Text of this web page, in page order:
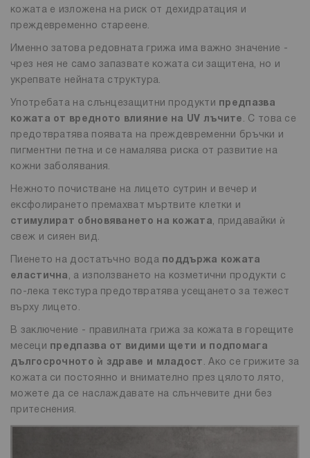
кожата е изложена на риск от дехидратация и
преждевременно стареене.
Именно затова редовната грижа има важно значение -
чрез нея не само запазвате кожата си защитена, но и
укрепвате нейната структура.
Употребата на слънцезащитни продукти
предпазва
кожата от вредното влияние на UV лъчите . С това се
предотвратява появата на преждевременни бръчки и
пигментни петна и се намалява риска от развитие на
кожни заболявания.
Нежното почистване на лицето сутрин и вечер и
ексфолирането премахват мъртвите клетки и
стимулират обновяването на кожата, придавайки ѝ
свеж и сияен вид.
Пиенето на достатъчно вода поддържа кожата
еластична , а използването на козметични продукти с
по-лека текстура предотвратява усещането за тежест
върху лицето.
В заключение - правилната грижа за кожата в горещите
месеци
предпазва от видими щети и подпомага
дългосрочното ѝ здраве и младост . Ако се грижите за
кожата си постоянно и внимателно през цялото лято,
можете да се наслаждавате на слънчевите дни без
притеснения.